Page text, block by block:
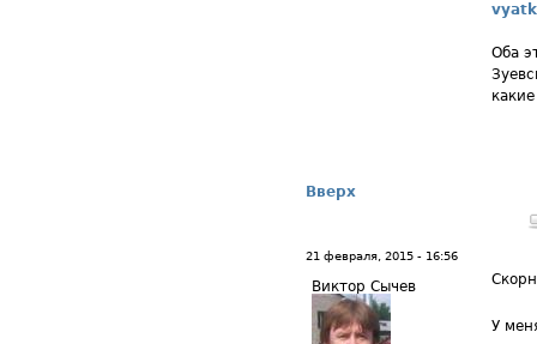
Оба
Вверх
21 февраля, 2015 - 16:56
Виктор Сычев
У